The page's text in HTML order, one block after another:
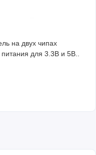
на двух чипах
для 3.3В и 5В..